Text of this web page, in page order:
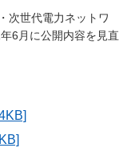
次世代電力ネットワ
6月に公開内容を見直